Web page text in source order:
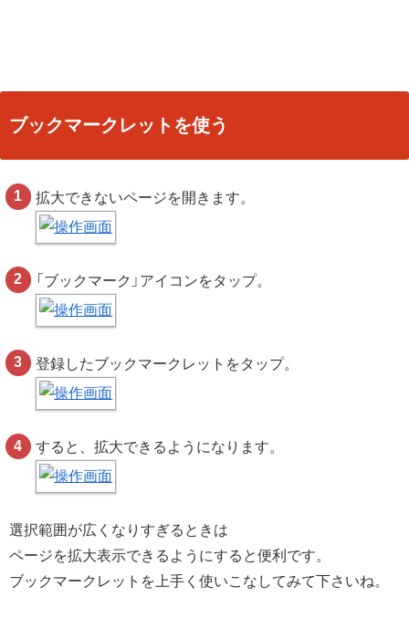
ブックマークレットを使う
拡大できないページを開きます。
「ブックマーク」アイコンをタップ。
登録したブックマークレットをタップ。
すると、拡大できるようになります。
選択範囲が広くなりすぎるときは
ページを拡大表示できるようにすると便利です。
ブックマークレットを上手く使いこなしてみて下さいね。